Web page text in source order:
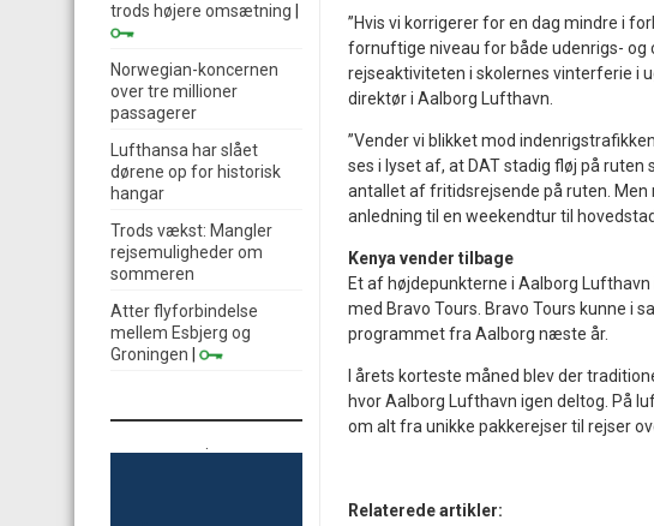
”Hvis vi korrigerer for en dag mindre i
fornuftige niveau for både udenrigs- og
rejseaktiviteten i skolernes vinterferie i
direktør i Aalborg Lufthavn.
”Vender vi blikket mod
ses i lyset af, at DAT stadig fløj på
antallet af fritidsrejsende på ruten. Men
anledning til en weekendtur til
Kenya vender tilbage
Et af højdepunkterne i Aalborg
med Bravo Tours. Bravo Tours kunne i
programmet fra Aalborg næste år.
I årets korteste måned blev der
hvor Aalborg Lufthavn igen deltog. På
om alt fra unikke pakkerejser til rejser
Relaterede artikler:
trods højere omsætning
Norwegian-koncernen
over tre millioner
passagerer
Lufthansa har slået
dørene op for historisk
hangar
Trods vækst: Mangler
rejsemuligheder om
sommeren
Atter flyforbindelse
mellem Esbjerg og
Groningen